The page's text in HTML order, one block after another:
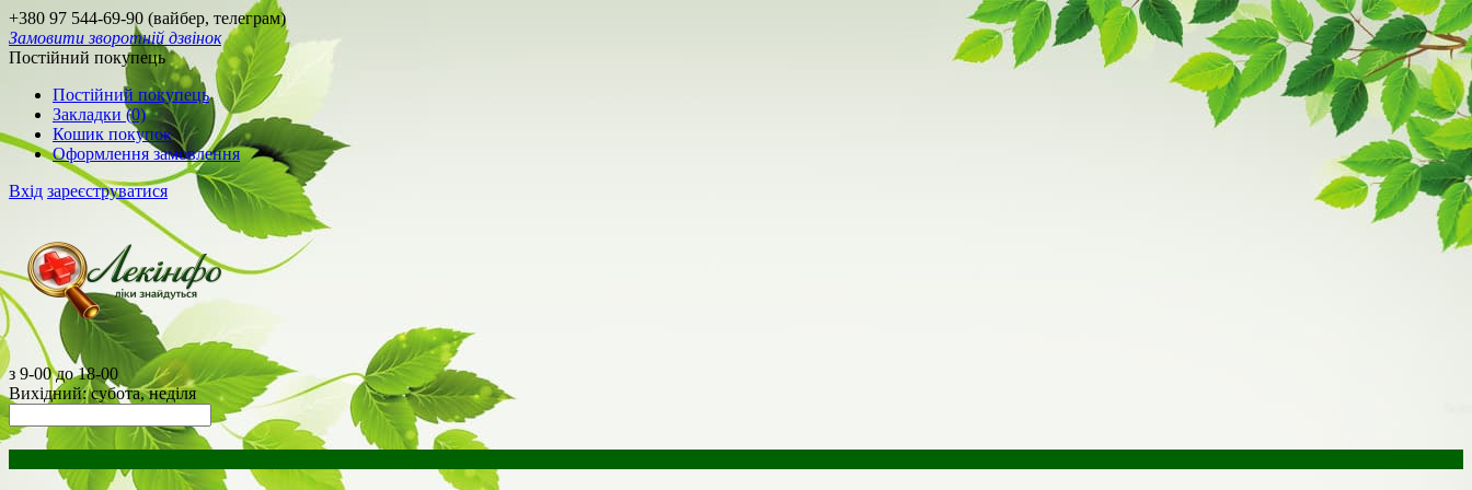
+380 97 544-69-90 (вайбер, телеграм)
Замовити зворотній дзвінок
Постійний покупець
Постійний покупець
Закладки (0)
Кошик покупок
Оформлення замовлення
Вхід зареєструватися
з 9-00 до 18-00
Вихідний: субота, неділя